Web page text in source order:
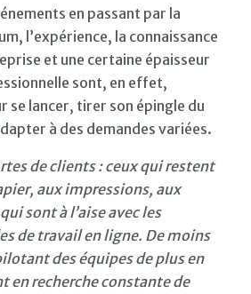
en passant par la
l’expérience, la connaissance
et une certaine épaisseur
sont, en effet,
se lancer, tirer son épingle du
à des demandes variées.
de clients : ceux qui restent
aux impressions, aux
sont à l’aise avec les
de travail en ligne. De moins
des équipes de plus en
en recherche constante de